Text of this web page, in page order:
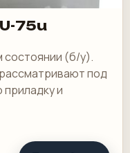
75u
состоянии (б/у).
под
и